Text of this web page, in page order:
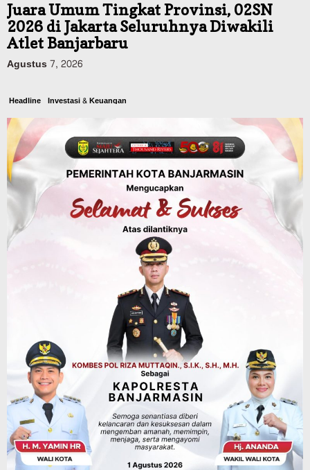
Juara Umum Tingkat Provinsi, 02SN
2026 di Jakarta Seluruhnya Diwakili
Atlet Banjarbaru
Agustus 7, 2026
Headline Investasi & Keuangan
KUA-PPAS 2027 Banjarbaru Defisit 170
Miliar, Pendapatan 1,2 Triliun Belanja
1,37 Triliun, Tutup Kekurangan dari
SiLPA
Agustus 7, 2026
Kalsel
Operasi Sikat Intan 2026 Berakhir, Polda
Kalsel Amankan Ribuan Miras Hingga
Pemerintahan Sosial & Keagamaan
Banjarmasin Pilot Project Perlinsos
Digital, Target 30 Persen IKD Masih
Jauh, Komisi II DPR Turun Tangan
Agustus 7, 2026